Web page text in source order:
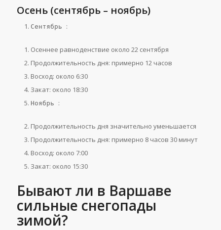
Осень (сентябрь – ноябрь)
Сентябрь :
Осеннее равноденствие около 22 сентября
Продолжительность дня: примерно 12 часов
Восход: около 6:30
Закат: около 18:30
Ноябрь :
Продолжительность дня значительно уменьшается
Продолжительность дня: примерно 8 часов 30 минут
Восход: около 7:00
Закат: около 15:30
Бывают ли в Варшаве
сильные снегопады
зимой?